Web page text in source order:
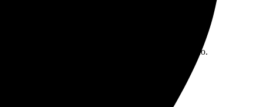
держать в руках. В общем, всем рекомендую.